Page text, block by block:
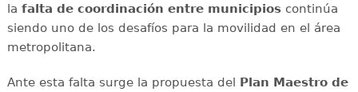
la falta de coordinación entre municipioscontinúa
siendo uno de los desafíos para la movilidad en el área
metropolitana.
Ante esta falta surge la propuesta del Plan Maestro de